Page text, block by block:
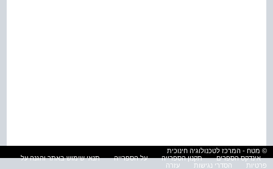
© מטח - המרכז לטכנולוגיה חינוכית
אינדקס הספרים
תקנון הספרייה על הספרייה
תנאי שימוש באתר והגנה על
פרטיות
הסדרי נגישות עזרה